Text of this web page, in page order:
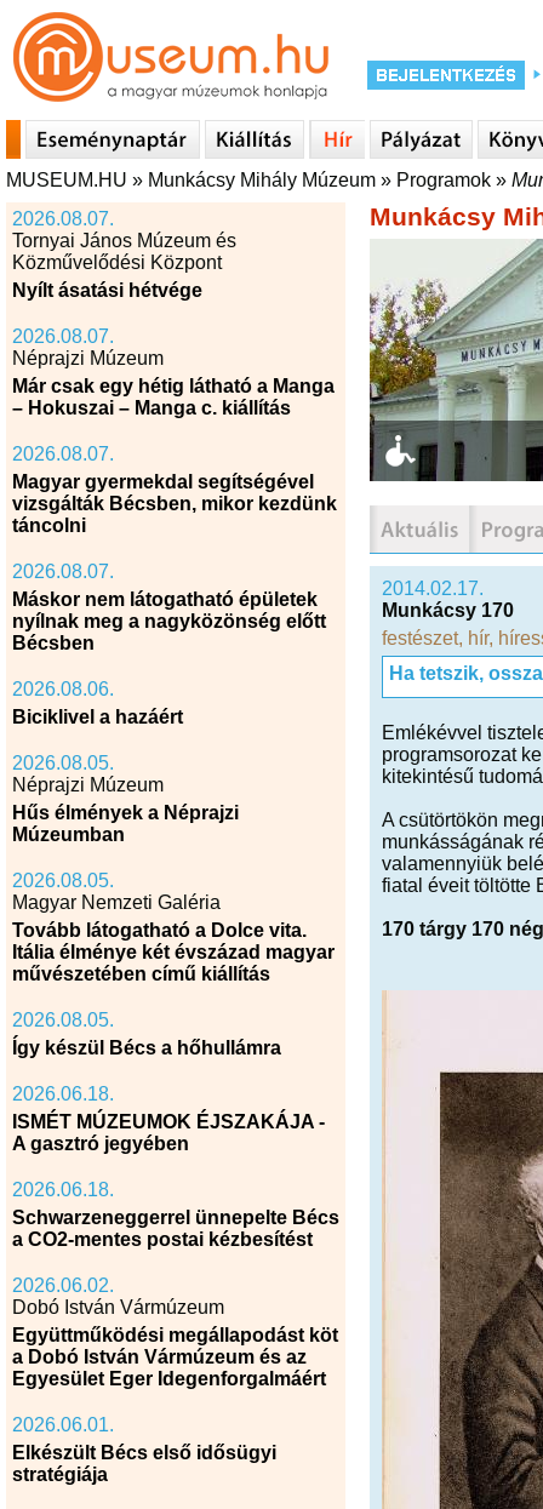
MUSEUM.HU » Munkácsy Mihály Múzeum » Programok »
2026.08.07.
Tornyai János Múzeum és
Közművelődési Központ
Nyílt ásatási hétvége
2026.08.07.
Néprajzi Múzeum
Már csak egy hétig látható a Manga
– Hokuszai – Manga c. kiállítás
2026.08.07.
Magyar gyermekdal segítségével
vizsgálták Bécsben, mikor kezdünk
táncolni
2026.08.07.
Máskor nem látogatható épületek
nyílnak meg a nagyközönség előtt
Bécsben
2026.08.06.
Biciklivel a hazáért
2026.08.05.
Néprajzi Múzeum
Hűs élmények a Néprajzi
Múzeumban
2026.08.05.
Magyar Nemzeti Galéria
Tovább látogatható a Dolce vita.
Itália élménye két évszázad magyar
művészetében című kiállítás
2026.08.05.
Így készül Bécs a hőhullámra
2026.06.18.
ISMÉT MÚZEUMOK ÉJSZAKÁJA -
A gasztró jegyében
2026.06.18.
Schwarzeneggerrel ünnepelte Bécs
a CO2-mentes postai kézbesítést
2026.06.02.
Dobó István Vármúzeum
Együttműködési megállapodást köt
a Dobó István Vármúzeum és az
Egyesület Eger Idegenforgalmáért
2026.06.01.
Elkészült Bécs első idősügyi
stratégiája
Munkácsy
2014.02.17.
Munkácsy 170
festészet, hír,
Ha tetszik,
Emlékévvel
programsorozat
kitekintésű
A csütörtökön
munkásságának
valamennyiük
fiatal éveit töltötte
170 tárgy 170